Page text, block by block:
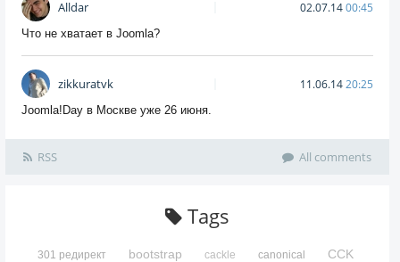
Alldar 02.07.1400:45
Что не хватает в Joomla?
zikkuratvk 11.06.1420:25
Joomla!Day в Москве уже 26 июня.
RSS All comments
Tags
301 редирект bootstrap cackle canonical CCK